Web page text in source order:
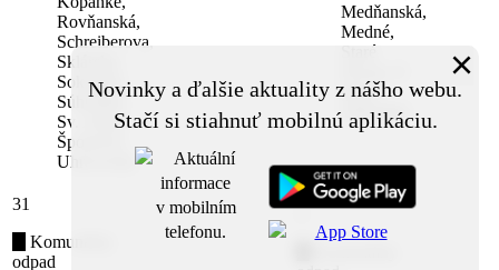
Novinky a ďalšie aktuality z nášho webu.
Stačí si stiahnuť mobilnú aplikáciu.
×
Rovňanská,
Schreiberova,
Sklárska,
Sokolská,
Súhradka,
Sv. Anny,
Športová,
Uhrovecká
Medňanská,
Medné,
Staré
duba,
Záhradná
31
Komunálny
odpad
3